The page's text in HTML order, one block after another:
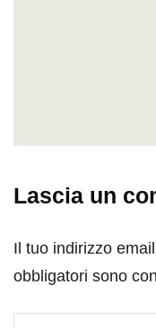
Lascia un
Il tuo indirizzo
obbligatori sono